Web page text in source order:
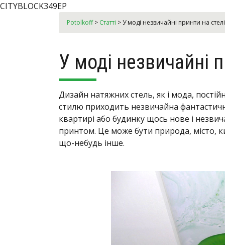
CITYBLOCK349EP
Potolkoff> Статті >У моді незвичайні принти на стелі
У моді незвичайні
Дизайн натяжних стель, як і мода,
стилю приходить незвичайна
квартирі або будинку щось нове і
принтом. Це може бути природа, місто,
що-небудь інше.